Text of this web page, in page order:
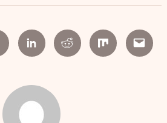
PinterestLinkedinReddit Mix Email